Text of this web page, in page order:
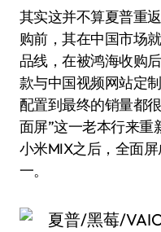
其实这并不算夏普重
购前，其在中国市场
品线，在被鸿海收购
款与中国视频网站定
配置到最终的销量都
面屏”这一老本行来重
小米MIX之后，全面
一。